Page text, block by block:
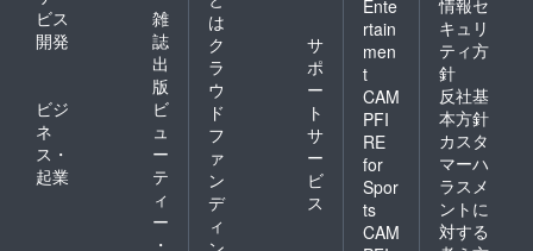
ビス
開発
雑
誌
出
版
ビジ
ネ
ス・
起業
ビ
ュ
ー
テ
ィ
ー
・
は
ク
ラ
ウ
ド
フ
ァ
ン
デ
ィ
サ
ポ
ー
ト
サ
ー
ビ
ス
Ente
rtain
men
t
CAM
PFI
RE
for
Spor
ts
CAM
情報セ
キュリ
ティ方
針
反社基
本方針
カスタ
マーハ
ラスメ
ントに
対する